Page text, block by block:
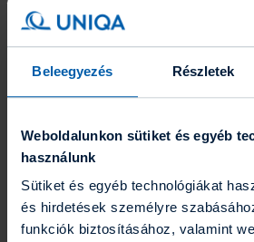
Beleegyezés Részletek
Weboldalunkon sütiket és egyéb
használunk
Sütiket és egyéb technológiákat
és hirdetések személyre
funkciók biztosításához, valamint
hozam reményében befektetési kockázatot